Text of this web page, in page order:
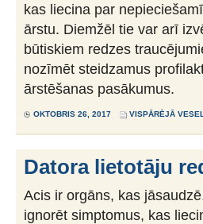
kas liecina par
ārstu. Diemžēl tie var arī
būtiskiem redzes
nozīmēt steidzamus
ārstēšanas pasākumus.
OKTOBRIS 26, 2017 VISPĀRĒJĀ
Datora lietotāju
Acis ir orgāns, kas
ignorēt simptomus, kas